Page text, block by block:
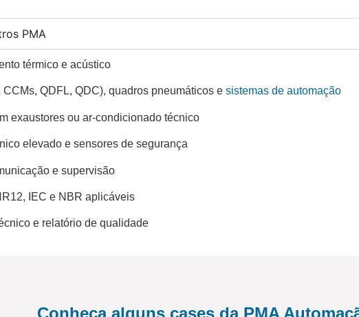
PMA
térmico e acústico
QDFL, QDC), quadros pneumáticos e sistemas de automação
exaustores ou ar-condicionado técnico
elevado e sensores de segurança
e supervisão
IEC e NBR aplicáveis
e relatório de qualidade
Conheça alguns cases da PMA